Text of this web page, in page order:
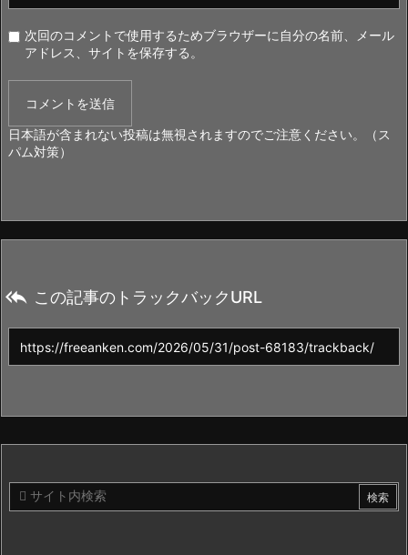
次回のコメントで使用するためブラウザーに自分の名前、メール
アドレス、サイトを保存する。
日本語が含まれない投稿は無視されますのでご注意ください。（ス
パム対策）
 この記事のトラックバックURL